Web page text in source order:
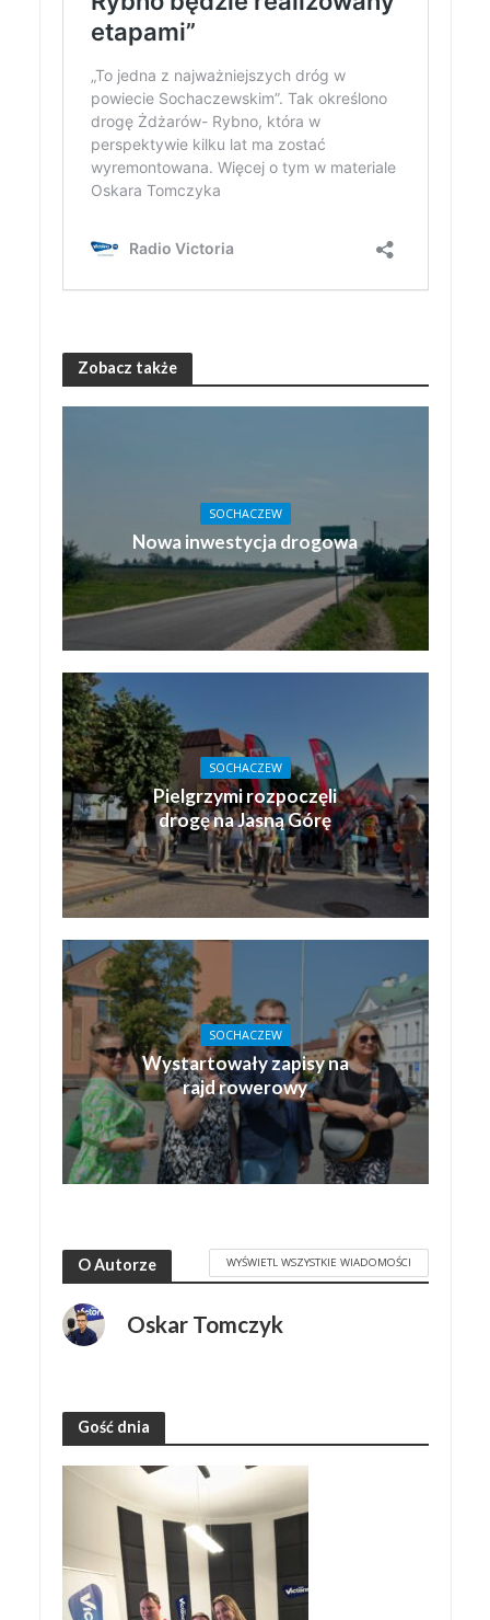
Zobacz także
SOCHACZEW
Nowa inwestycja drogowa
SOCHACZEW
Pielgrzymi rozpoczęli
drogę na Jasną Górę
SOCHACZEW
Wystartowały zapisy na
rajd rowerowy
O Autorze WYŚWIETL WSZYSTKIE WIADOMOŚCI
Oskar Tomczyk
Gość dnia